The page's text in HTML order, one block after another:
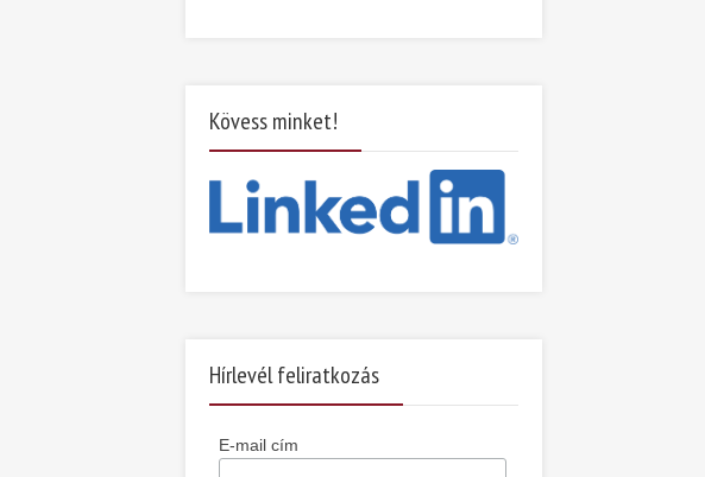
Kövess minket!
Hírlevél feliratkozás
E-mail cím